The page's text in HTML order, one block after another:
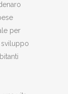
per